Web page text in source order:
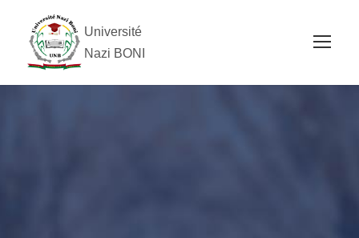
Université
Nazi BONI